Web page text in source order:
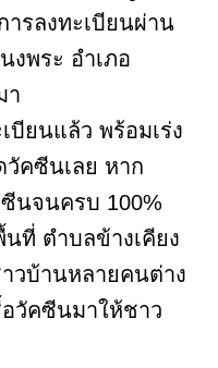
รลงทะเบียนผ่าน
งพระ อำเภอ
า
บียนแล้ว พร้อมเร่ง
วัคซีนเลย หาก
นจนครบ 100%
ที่ ตำบลข้างเคียง
วบ้านหลายคนต่าง
วัคซีนมาให้ชาว